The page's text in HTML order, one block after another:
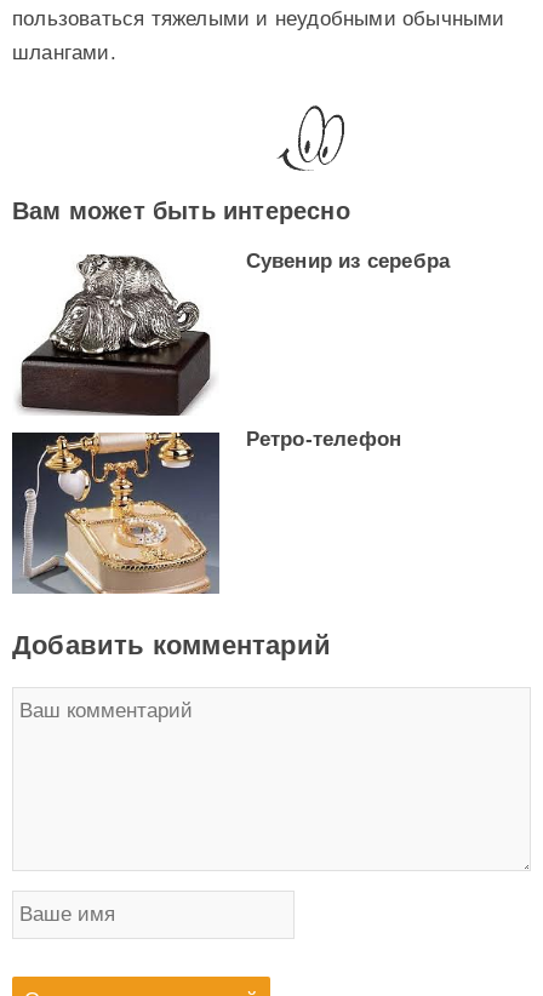
пользоваться тяжелыми и неудобными обычными
шлангами.
Вам может быть интересно
Сувенир из серебра
Ретро-телефон
Добавить комментарий